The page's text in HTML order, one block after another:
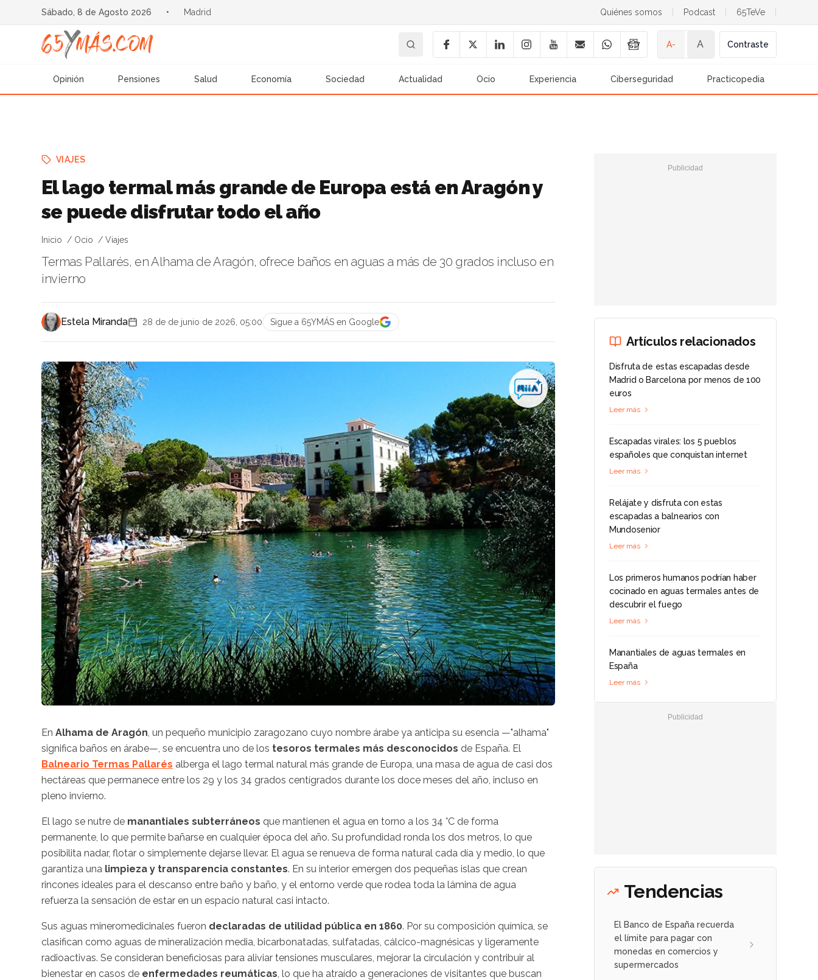
Sábado, 8 de Agosto 2026 • Madrid Quiénes somos Podcast 65TeVe
A- A Contraste
Opinión Pensiones Salud Economía Sociedad Actualidad Ocio Experiencia Ciberseguridad Practicopedia
VIAJES
El lago termal más grande de Europa está en Aragón y
se puede disfrutar todo el año
Inicio Ocio Viajes
Termas Pallarés, en Alhama de Aragón, ofrece baños en aguas a más de 30 grados incluso en
invierno
Estela Miranda 28 de de junio de 2026, 05:00 Sigue a 65YMÁS en Google
En Alhama de Aragón , un pequeño municipio zaragozano cuyo nombre árabe ya anticipa su esencia —"alhama"
significa baños en árabe—, se encuentra uno de los tesoros termales más desconocidos de España. El
Balneario Termas Pallarés alberga el lago termal natural más grande de Europa, una masa de agua de casi dos
hectáreas que permanece entre los 29 y los 34 grados centígrados durante los doce meses del año, incluso en
pleno invierno.
El lago se nutre de manantiales subterráneos que mantienen el agua en torno a los 34 °C de forma
permanente, lo que permite bañarse en cualquier época del año. Su profundidad ronda los dos metros, lo que
posibilita nadar, flotar o simplemente dejarse llevar. El agua se renueva de forma natural cada día y medio, lo que
garantiza una limpieza y transparencia constantes. En su interior emergen dos pequeñas islas que crean
rincones ideales para el descanso entre baño y baño, y el entorno verde que rodea toda la lámina de agua
refuerza la sensación de estar en un espacio natural casi intacto.
Sus aguas mineromedicinales fueron declaradas de utilidad pública en 1860. Por su composición química, se
clasifican como aguas de mineralización media, bicarbonatadas, sulfatadas, cálcico-magnésicas y ligeramente
radioactivas. Se consideran beneficiosas para aliviar tensiones musculares, mejorar la circulación y contribuir al
bienestar en casos de enfermedades reumáticas , lo que ha atraído a generaciones de visitantes que buscan
Artículos relacionados
Disfruta de estas escapadas desde
Madrid o Barcelona por menos de 100
euros
Leer más
Escapadas virales: los 5 pueblos
españoles que conquistan internet
Leer más
Relájate y disfruta con estas
escapadas a balnearios con
Mundosenior
Leer más
Los primeros humanos podrían haber
cocinado en aguas termales antes de
descubrir el fuego
Leer más
Manantiales de aguas termales en
España
Leer más
Tendencias
El Banco de España recuerda
el límite para pagar con
monedas en comercios y
supermercados